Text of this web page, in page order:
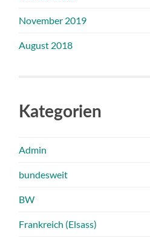
November 2019
August 2018
Kategorien
Admin
bundesweit
BW
Frankreich (Elsass)